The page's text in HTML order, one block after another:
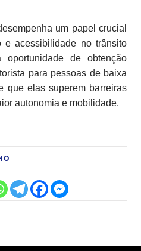
um papel crucial
e acessibilidade no trânsito
oportunidade de obtenção
para pessoas de baixa
que elas superem barreiras
autonomia e mobilidade.